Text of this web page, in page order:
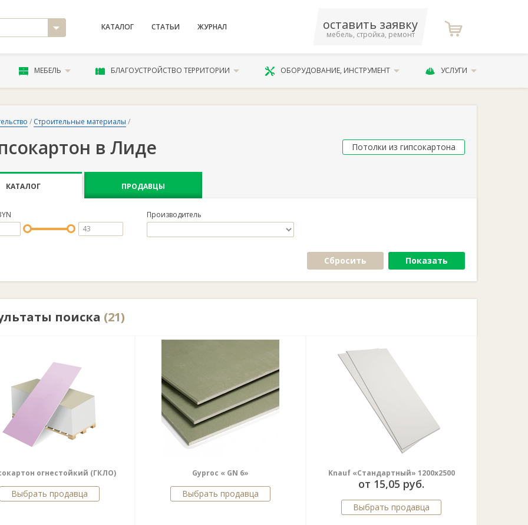
КАТАЛОГ СТАТЬИ ЖУРНАЛ оставить заявку
мебель, стройка, ремонт
МЕБЕЛЬ БЛАГОУСТРОЙСТВО ТЕРРИТОРИИ ОБОРУДОВАНИЕ, ИНСТРУМЕНТ УСЛУГИ
/ Строительные материалы /
в Лиде Потолки из гипсокартона
КАТАЛОГ ПРОДАВЦЫ
Производитель
Сбросить Показать
поиска (21)
огнестойкий (ГКЛО)
Выбрать продавца
Gyproc « GN 6»
Выбрать продавца
Knauf «Стандартный» 1200х2500
от 15,05 руб.
Выбрать продавца